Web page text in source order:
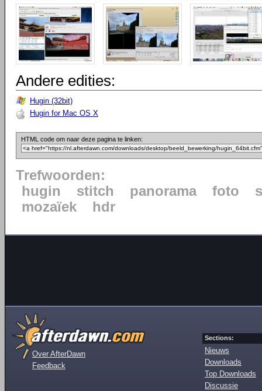
Andere edities:
Hugin (32bit)
Hugin for Mac OS X
HTML code om naar deze pagina te linken:
Trefwoorden:
hugin
stitch panorama foto
mozaïek
hdr
Over AfterDawn
Feedback
Sections:
Nieuws
Downloads
Top Downloads
Discussie